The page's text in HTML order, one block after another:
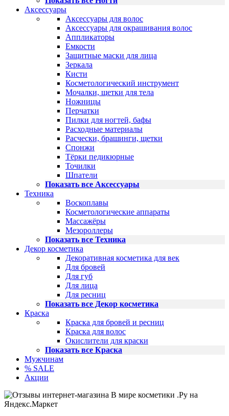
Аксессуары
Аксессуары для волос
Аксессуары для окрашивания волос
Аппликаторы
Емкости
Защитные маски для лица
Зеркала
Кисти
Косметологический инструмент
Мочалки, щетки для тела
Ножницы
Перчатки
Пилки для ногтей, бафы
Расходные материалы
Расчески, брашинги, щетки
Спонжи
Тёрки педикюрные
Точилки
Шпатели
Показать все Аксессуары
Техника
Воскоплавы
Косметологические аппараты
Массажёры
Мезороллеры
Показать все Техника
Декор косметика
Декоративная косметика для век
Для бровей
Для губ
Для лица
Для ресниц
Показать все Декор косметика
Краска
Краска для бровей и ресниц
Краска для волос
Окислители для краски
Показать все Краска
Мужчинам
% SALE
Акции